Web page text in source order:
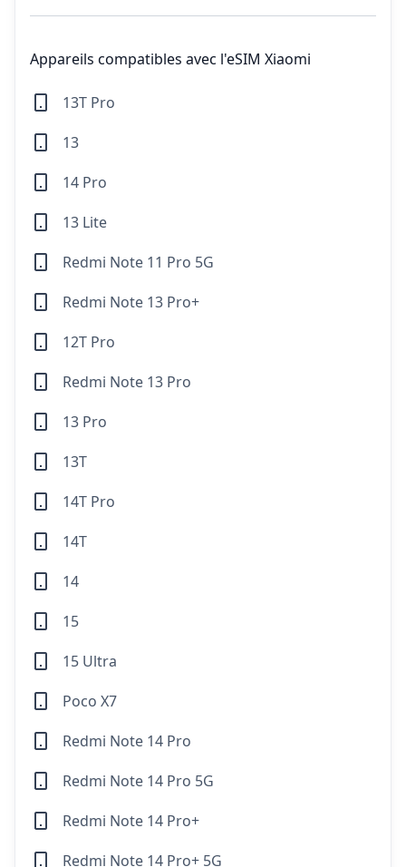
Appareils compatibles avec l'eSIM Xiaomi
13T Pro
13
14 Pro
13 Lite
Redmi Note 11 Pro 5G
Redmi Note 13 Pro+
12T Pro
Redmi Note 13 Pro
13 Pro
13T
14T Pro
14T
14
15
15 Ultra
Poco X7
Redmi Note 14 Pro
Redmi Note 14 Pro 5G
Redmi Note 14 Pro+
Redmi Note 14 Pro+ 5G